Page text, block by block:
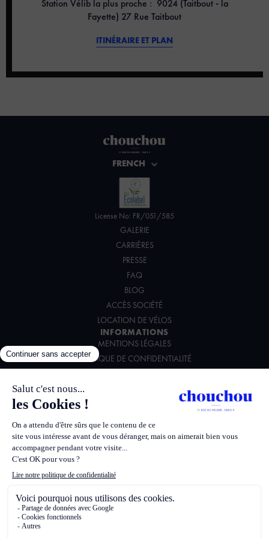
Station Vélib la plus proche : 9024 (Taitbout - la
Fayette) 27 Rue Taitbout
ITINÉRAIRE ET PLAN
FRENCH
License No: FR/051/585
GALERIE
CARRIÈRES
PRESSE
FAQ
BLOG
ACCÈS SOCIÉTÉ
LOCATION DE VÉLOS
INFORMATIONS
MENTIONS LÉGALES
POLITIQUE DE CONFIDENTIALITÉ
CHARTE ENVIRONNEMENTALE
Propulsé par
Sabre387526 Apollo